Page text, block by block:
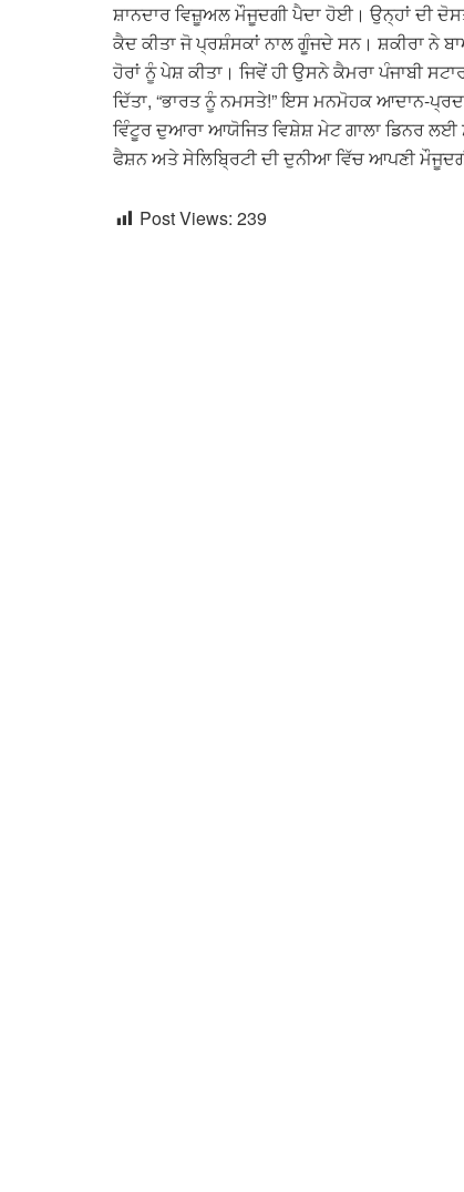
ਸ਼ਾਨਦਾਰ ਵਿਜ਼ੂਅਲ ਮੌਜੂਦਗੀ ਪੈਦਾ ਹੋਈ। ਉਨ੍ਹਾਂ ਦੀ
ਕੈਦ ਕੀਤਾ ਜੋ ਪ੍ਰਸ਼ੰਸਕਾਂ ਨਾਲ ਗੂੰਜਦੇ ਸਨ। ਸ਼ਕੀਰਾ ਨੇ
ਹੋਰਾਂ ਨੂੰ ਪੇਸ਼ ਕੀਤਾ। ਜਿਵੇਂ ਹੀ ਉਸਨੇ ਕੈਮਰਾ ਪੰਜਾਬੀ
ਦਿੱਤਾ, “ਭਾਰਤ ਨੂੰ ਨਮਸਤੇ!” ਇਸ ਮਨਮੋਹਕ ਆਦਾਨ-
ਵਿੰਟੂਰ ਦੁਆਰਾ ਆਯੋਜਿਤ ਵਿਸ਼ੇਸ਼ ਮੇਟ ਗਾਲਾ ਡਿਨਰ
ਫੈਸ਼ਨ ਅਤੇ ਸੇਲਿਬ੍ਰਿਟੀ ਦੀ ਦੁਨੀਆ ਵਿੱਚ ਆਪਣੀ
Post Views: 239